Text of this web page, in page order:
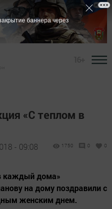
«С теплом в
- 09:08 1750 0 0
каждый дома»
на дому поздравили с
женским днем.
баннера через